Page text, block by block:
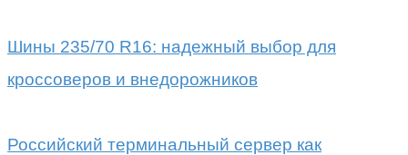
Шины 235/70 R16: надежный выбор для
кроссоверов и внедорожников
Российский терминальный сервер как